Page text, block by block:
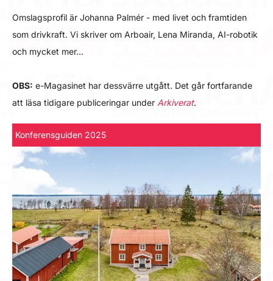
Omslagsprofil är Johanna Palmér - med livet och framtiden
som drivkraft. Vi skriver om Arboair, Lena Miranda, AI-robotik
och mycket mer…
OBS: e-Magasinet har dessvärre utgått. Det går fortfarande
att läsa tidigare publiceringar under Arkiverat.
Konferensguiden 2025